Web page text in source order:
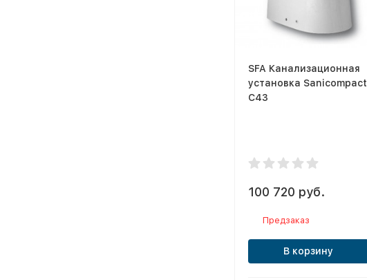
SFA Канализационная
установка Sanicompact
C43
100 720 руб.
Предзаказ
В корзину